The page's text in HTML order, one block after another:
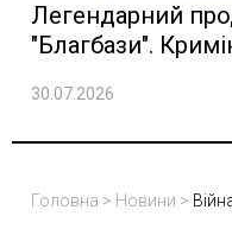
Легендарний
"Благбази".
30.07.2026
Головна > Новини >